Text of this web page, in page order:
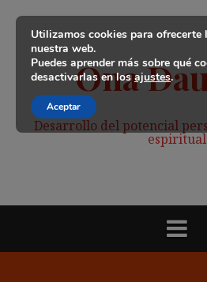
contenido
Ona
Desarrollo del potencial
espiritual
Utilizamos cookies para ofrecerte
nuestra web.
Puedes aprender más sobre qué
desactivarlas en losajustes.
Aceptar